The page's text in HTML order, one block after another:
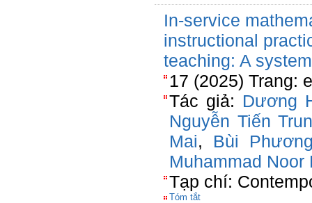
In-service
instructional
teaching: A
17 (2025) Trang:
Tác giả: Dương
Nguyễn Tiến
Mai, Bùi
Muhammad Noor
Tạp chí:
Tóm tắt